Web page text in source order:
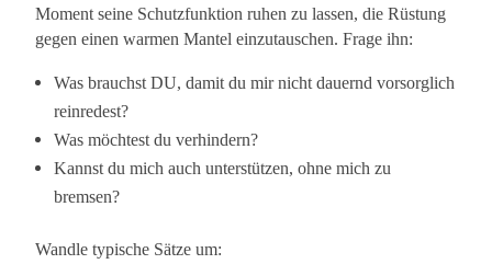
Moment seine Schutzfunktion ruhen zu lassen, die Rüstung
gegen einen warmen Mantel einzutauschen. Frage ihn:
Was brauchst DU, damit du mir nicht dauernd vorsorglich
reinredest?
Was möchtest du verhindern?
Kannst du mich auch unterstützen, ohne mich zu
bremsen?
Wandle typische Sätze um: